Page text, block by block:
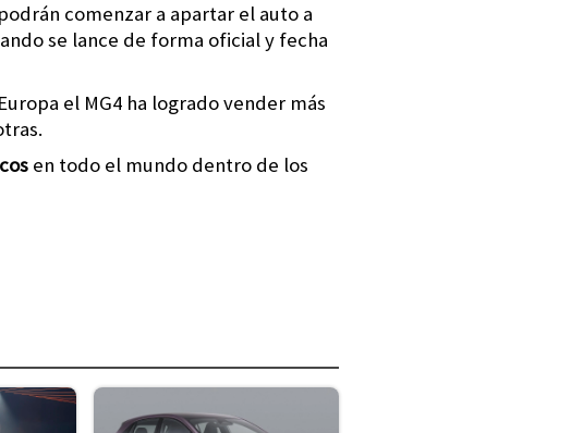
comenzar a apartar el auto a
se lance de forma oficial y fecha
el MG4 ha logrado vender más
en todo el mundo dentro de los